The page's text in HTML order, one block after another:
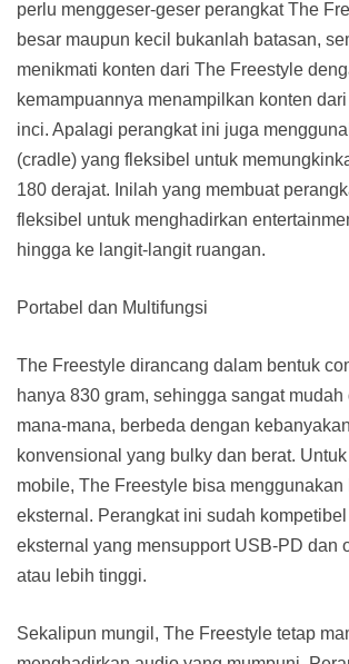
perlu menggeser-geser perangkat The
besar maupun kecil bukanlah batasan,
menikmati konten dari The Freestyle
kemampuannya menampilkan konten
inci. Apalagi perangkat ini juga
(cradle) yang fleksibel untuk
180 derajat. Inilah yang membuat
fleksibel untuk menghadirkan
hingga ke langit-langit ruangan.
Portabel dan Multifungsi
The Freestyle dirancang dalam bentuk
hanya 830 gram, sehingga sangat
mana-mana, berbeda dengan
konvensional yang bulky dan berat.
mobile, The Freestyle bisa menggunakan
eksternal. Perangkat ini sudah
eksternal yang mensupport USB-PD dan
atau lebih tinggi.
Sekalipun mungil, The Freestyle tetap